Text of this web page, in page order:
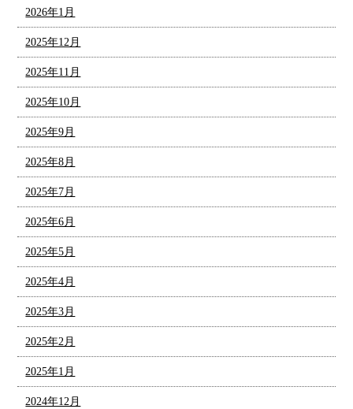
2026年1月
2025年12月
2025年11月
2025年10月
2025年9月
2025年8月
2025年7月
2025年6月
2025年5月
2025年4月
2025年3月
2025年2月
2025年1月
2024年12月